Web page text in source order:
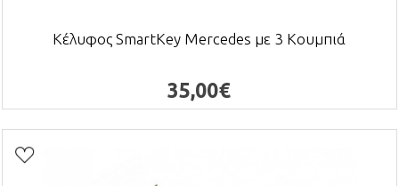
Κέλυφος SmartKey Mercedes με 3 Κουμπιά
35,00€